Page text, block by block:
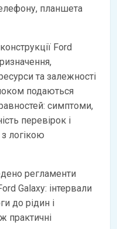
планшета
Ford
та залежності
подаються
симптоми,
перевірок і
логікою
регламенти
Galaxy: інтервали
до рідин і
практичні